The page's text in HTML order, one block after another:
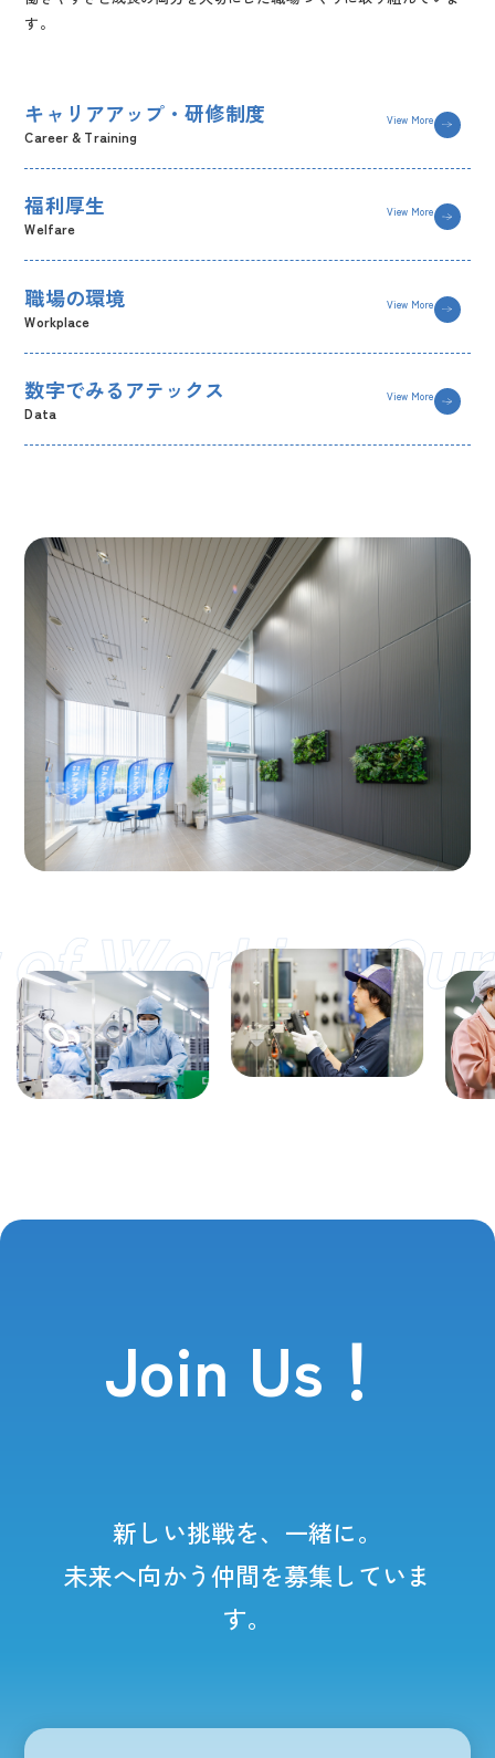
す。
キャリアアップ・研修制度
Career & Training
View More
福利厚生
Welfare
View More
職場の環境
Workplace
View More
数字でみるアテックス
Data
View More
Join Us！
新しい挑戦を、一緒に。
未来へ向かう仲間を募集していま
す。